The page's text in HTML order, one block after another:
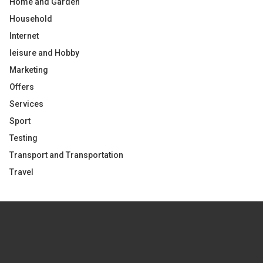
Household
Internet
leisure and Hobby
Marketing
Offers
Services
Sport
Testing
Transport and Transportation
Travel